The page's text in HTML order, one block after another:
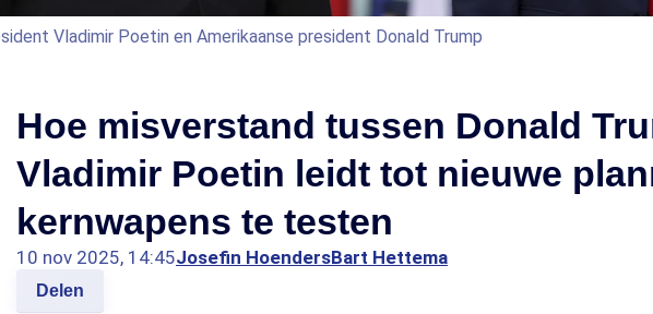
Vladimir Poetin en Amerikaanse president Donald Trump
Hoe misverstand tussen Donald
Vladimir Poetin leidt tot nieuwe
kernwapens te testen
10 nov 2025, 14:45Josefin HoendersBart Hettema
Delen